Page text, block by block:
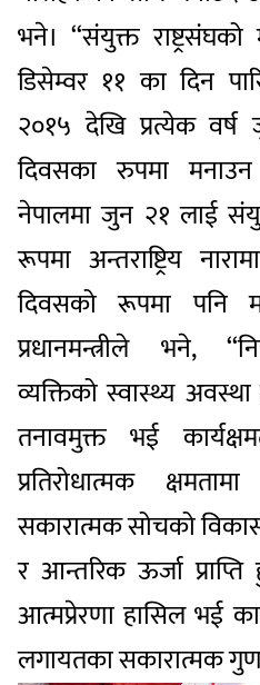
भने। ‘‘संयुक्त
डिसेम्वर ११ का दिन
२०१५ देखि प्रत्येक
दिवसका रुपमा
नेपालमा जुन २१ लाई
रूपमा अन्तराष्ट्रिय
दिवसको रूपमा पनि
प्रधानमन्त्रीले भने,
व्यक्तिको स्वास्थ्य
तनावमुक्त भई
प्रतिरोधात्मक
सकारात्मक सोचको
र आन्तरिक ऊर्जा प्राप्ति
आत्मप्रेरणा हासिल भई
लगायतका सकारात्मक